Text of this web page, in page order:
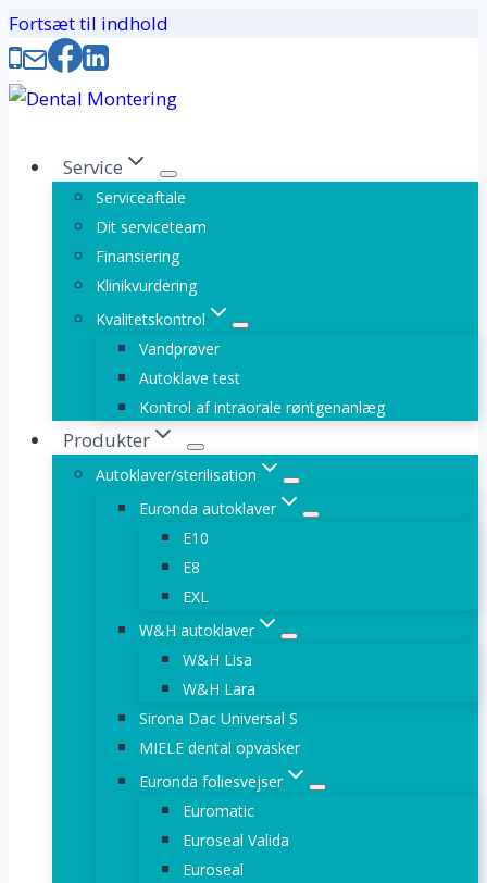
Fortsæt til indhold
Service
Serviceaftale
Dit serviceteam
Finansiering
Klinikvurdering
Kvalitetskontrol
Vandprøver
Autoklave test
Kontrol af intraorale røntgenanlæg
Produkter
Autoklaver/sterilisation
Euronda autoklaver
E10
E8
EXL
W&H autoklaver
W&H Lisa
W&H Lara
Sirona Dac Universal S
MIELE dental opvasker
Euronda foliesvejser
Euromatic
Euroseal Valida
Euroseal